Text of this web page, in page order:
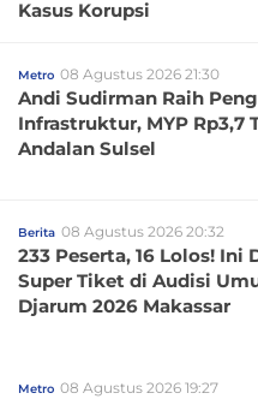
Kasus Korupsi
Metro 08 Agustus 2026 21:30
Andi Sudirman Raih
Infrastruktur, MYP Rp3,7
Andalan Sulsel
Berita 08 Agustus 2026 20:32
233 Peserta, 16 Lolos! Ini
Super Tiket di Audisi
Djarum 2026 Makassar
Metro 08 Agustus 2026 19:27